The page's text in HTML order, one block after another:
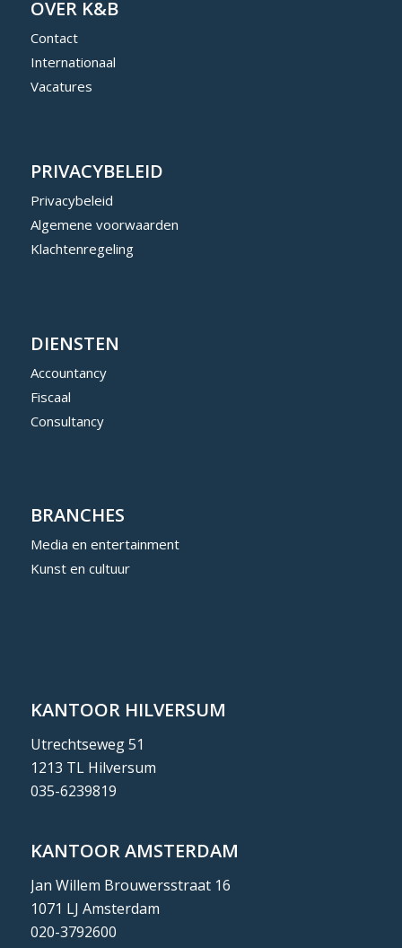
OVER K&B
Contact
Internationaal
Vacatures
PRIVACYBELEID
Privacybeleid
Algemene voorwaarden
Klachtenregeling
DIENSTEN
Accountancy
Fiscaal
Consultancy
BRANCHES
Media en entertainment
Kunst en cultuur
KANTOOR HILVERSUM
Utrechtseweg 51
1213 TL Hilversum
035-6239819
KANTOOR AMSTERDAM
Jan Willem Brouwersstraat 16
1071 LJ Amsterdam
020-3792600